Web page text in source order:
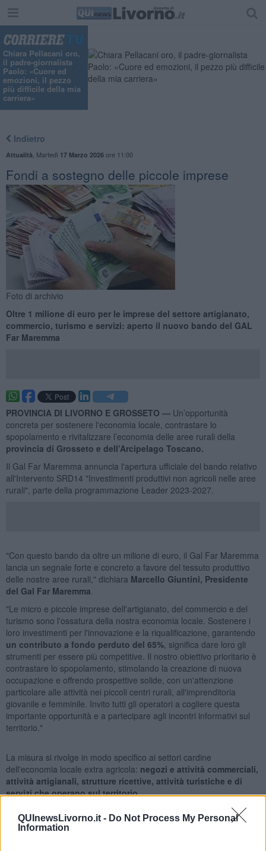
QUInewsLivorno.it - Do Not Process My Personal
Information
Chiara Pellacani oro,
il padre-giornalista
Paolo: «Cuore ed
emozioni, il pezzo
più difficile della mia
carriera»
Indietro
Attualità Martedì 17 Marzo 2026ore 11:00
Fondi a sostegno delle piccole imprese
Foto di archivio
Oltre 1 milione di euro per le imprese del settore artigianato,
commercio, turismo e servizi: aperto il nuovo bando del GAL
Far Maremma
PROVINCIA DI LIVORNO E GROSSETO — Un’opportunità
concreta per sostenere l'economia locale, contrastare lo
spopolamento e rivitalizzare l’economia delle aree rurali della
provincia di Grosseto e dell’Arcipelago Toscano.
Il Gal Far Maremma annuncia l'apertura ufficiale del bando relativo
all'Intervento SRD14 "Investimenti produttivi non agricoli nelle aree
rurali", parte della programmazione Leader 2023-2027.
"Con questo bando da oltre un milione di euro, il Gal Far Maremma
lancia un segnale forte e concreto a favore del tessuto produttivo
delle nostre aree rurali," dichiara Marcello Giuntini, Presidente
del Gal Far Maremma
"Le micro e piccole imprese dell'artigianato, del commercio e del
turismo sono l'ossatura della nostra economia locale. Sostenere i
loro investimenti per l'innovazione e la riqualificazione, garantendo
un contributo a fondo perduto del 65%, significa dare loro gli
strumenti per essere più competitive. Il nostro obiettivo prioritario è
contrastare lo spopolamento, stimolando la creazione di nuova
occupazione e offrendo prospettive solide, con un'attenzione
particolare alle attività nei piccoli centri rurali, all'imprenditoria
giovanile e femminile. Invito tutti gli operatori a cogliere questa
importante opportunità e a partecipare agli incontri informativi sul
territorio."
La misura si rivolge in modo specifico ai settori cardine
dell'economia locale extra agricola: negozi e attività commerciali,
attività artigianali, strutture ricettive, attività turistiche e di
servizi che operano sul territorio.
Il bando mette a disposizione una dotazione finanziaria
complessiva di 1.080.000 euro, offrendo condizioni particolarmente